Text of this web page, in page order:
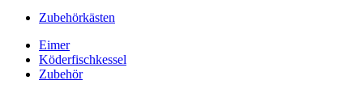
Zubehörkästen
Eimer
Köderfischkessel
Zubehör